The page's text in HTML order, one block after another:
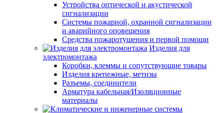
Устройства оптической и акустической
сигнализации
Системы пожарной, охранной сигнализации
и аварийного оповещения
Средства пожаротушения и первой помощи
Изделия для
электромонтажа
Коробки, клеммы и сопутствующие товары
Изделия крепежные, метизы
Разъемы, соединители
Арматура кабельная/Изоляционные
материалы